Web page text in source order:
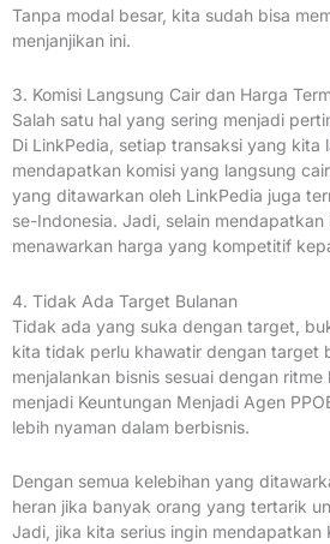
Tanpa modal besar, kita sudah bisa
menjanjikan ini.
3. Komisi Langsung Cair dan Harga
Salah satu hal yang sering menjadi
Di LinkPedia, setiap transaksi yang kita
mendapatkan komisi yang langsung
yang ditawarkan oleh LinkPedia juga
se-Indonesia. Jadi, selain
menawarkan harga yang kompetitif
4. Tidak Ada Target Bulanan
Tidak ada yang suka dengan target,
kita tidak perlu khawatir dengan target
menjalankan bisnis sesuai dengan
menjadi Keuntungan Menjadi Agen
lebih nyaman dalam berbisnis.
Dengan semua kelebihan yang
heran jika banyak orang yang tertarik
Jadi, jika kita serius ingin mendapatkan